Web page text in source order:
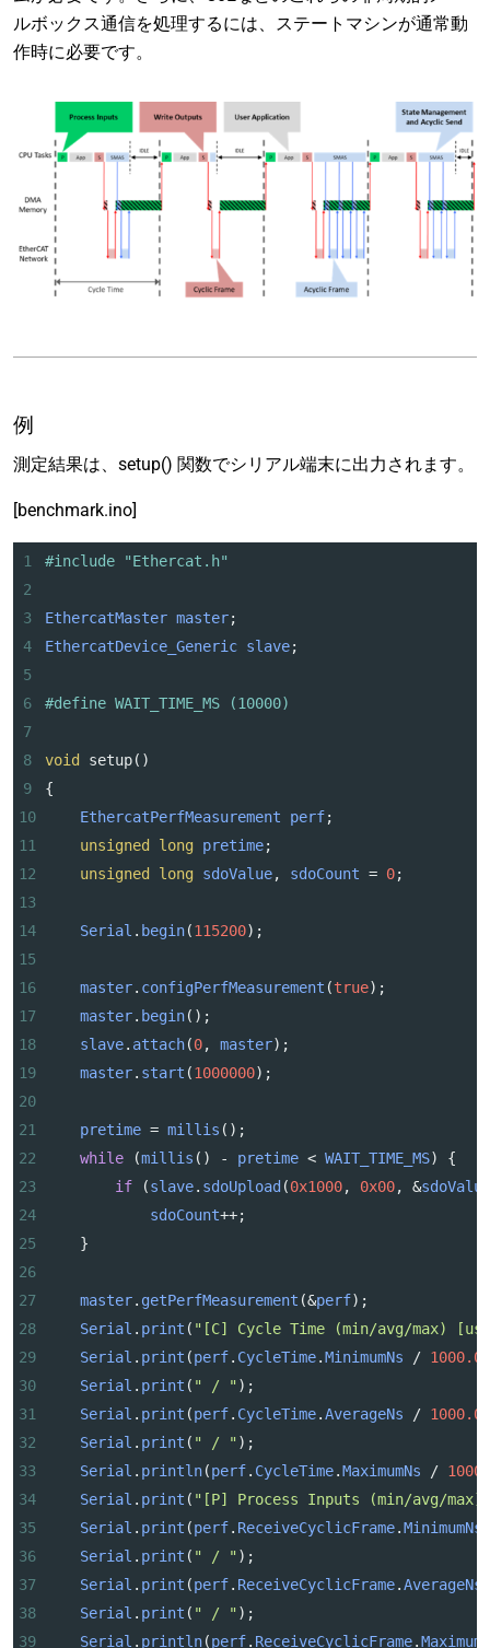
ルボックス通信を処理するには、ステートマシンが通常動
作時に必要です。
例
測定結果は、setup() 関数でシリアル端末に出力されます。
[benchmark.ino]
1
#include "Ethercat.h"
2
3
EthercatMaster master;
4
EthercatDevice_Generic slave;
5
6
#define WAIT_TIME_MS (10000)
7
8
void setup()
9
{
10
EthercatPerfMeasurement perf;
11
unsigned long pretime;
12
unsigned long sdoValue, sdoCount = 0;
13
14
Serial . begin(115200);
15
16
master. configPerfMeasurement (true);
17
master. begin();
18
slave. attach(0, master);
19
master. start (1000000);
20
21
pretime = millis ();
22
while (millis () - pretime < WAIT_TIME_MS) {
23
if (slave. sdoUpload (0x1000, 0x00, &sdoValue
24
sdoCount++;
25
    }
26
27
master. getPerfMeasurement (&perf);
28
Serial . print ( "[C] Cycle Time (min/avg/max)
29
Serial . print (perf. CycleTime.MinimumNs / 1000.0
30
Serial . print ( " / " );
31
Serial . print (perf. CycleTime.AverageNs / 1000.0
32
Serial . print ( " / " );
33
Serial . println(perf. CycleTime.MaximumNs /
34
Serial . print ( "[P] Process Inputs (min/avg/
35
Serial . print (perf. ReceiveCyclicFrame.MinimumNs
36
Serial . print ( " / " );
37
Serial . print (perf. ReceiveCyclicFrame.AverageNs
38
Serial . print ( " / " );
39
Serial . println(perf. ReceiveCyclicFrame.